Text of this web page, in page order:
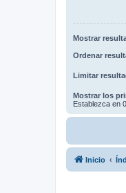
Mostrar
Ordenar
Limitar
Mostrar los
Establezca en
Inicio